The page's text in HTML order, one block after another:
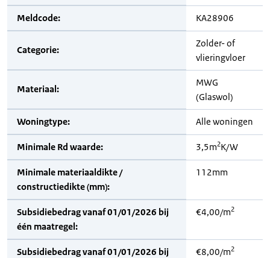
Meldcode: KA28906
Categorie:
Zolder- of
vlieringvloer
Materiaal:
MWG
(Glaswol)
Woningtype: Alle woningen
Minimale Rd waarde: 3,5m2K/W
Minimale materiaaldikte /
constructiedikte (mm):
112mm
Subsidiebedrag vanaf 01/01/2026 bij
één maatregel:
€4,00/m2
Subsidiebedrag vanaf 01/01/2026 bij
€8,00/m2